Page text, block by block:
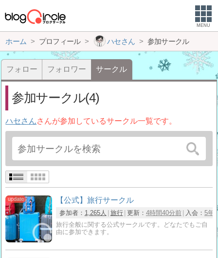
MENU
ホーム プロフィール ハセさん 参加サークル
フォロー フォロワー サークル
参加サークル(4)
ハセさんさんが参加しているサークル一覧です。
【公式】旅行サークル
参加者： 1,265人 旅行 更新： 4時間40分前 入会： 5年
旅行全般に関する公式サークルです。どなたでもご自
由に参加できます。